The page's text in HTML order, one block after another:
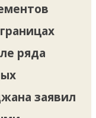
ряда
заявил